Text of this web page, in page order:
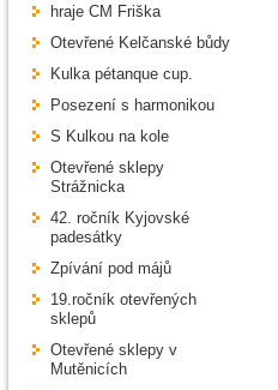
hraje CM Friška
Otevřené Kelčanské bůdy
Kulka pétanque cup.
Posezení s harmonikou
S Kulkou na kole
Otevřené sklepy
Strážnicka
42. ročník Kyjovské
padesátky
Zpívání pod májů
19.ročník otevřených
sklepů
Otevřené sklepy v
Mutěnicích